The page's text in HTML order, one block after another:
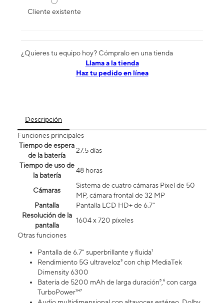
Cliente existente
¿Quieres tu equipo hoy? Cómpralo en una tienda
​​​​​​​Llama a la tienda
Haz tu pedido en línea
Descripción
Funciones principales
Tiempo de espera
de la batería
27.5 días
Tiempo de uso de
la batería
48 horas
Cámaras
Sistema de cuatro cámaras Pixel de 50
MP, cámara frontal de 32 MP
Pantalla
Pantalla LCD HD+ de 6.7"
Resolución de la
pantalla
1604 x 720 píxeles
Otras funciones
Pantalla de 6.7" superbrillante y fluida¹
Rendimiento 5G ultraveloz³ con chip MediaTek
Dimensity 6300
Batería de 5200 mAh de larga duración⁵,⁶ con carga
TurboPower™⁷